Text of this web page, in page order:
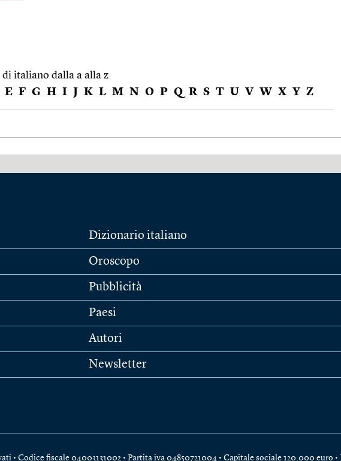
italiano dalla a alla z
E F G H I J K L M N O P Q R S T U V W X Y Z
Dizionario italiano
Oroscopo
Pubblicità
Paesi
Autori
Newsletter
• Codice fiscale 04003131002 • Partita iva 04850721004 • Capitale sociale 120.000 euro •